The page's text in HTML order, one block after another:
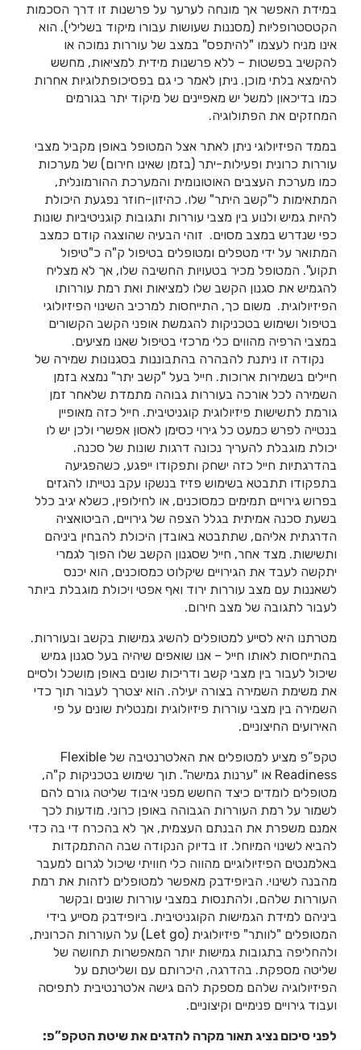
במידת האפשר אך מונחה לערער על פרשנות זו דרך הסכמות
הקטסטרופליות (מסננות שעושות עבורו מיקוד בשלילי). הוא
אינו מניח לעצמו "להיתפס" במצב של עוררות נמוכה או
להקשיב בפשטות – ללא פרשנות מידית למציאות, מחשש
להימצא בלתי מוכן. ניתן לאמר כי גם בפסיכופתלוגיות אחרות
כמו בדיכאון למשל יש מאפיינים של מיקוד יתר בגורמים
המחזקים את הפתולוגיה.
בממד הפיזיולוגי ניתן לאתר אצל המטופל באופן מקביל מצבי
עוררות כרונית ופעילות-יתר (בזמן שאינו חירום) של מערכות
כמו מערכת העצבים האוטונומית והמערכת ההורמונלית,
המתאימות ל"קשב היתר" שלו. כהיזון-חוזר נפגעת היכולת
להיות גמיש ולנוע בין מצבי עוררות ותגובות קוגניטיביות שונות
כפי שנדרש במצב מסוים. זוהי הבעיה שהוצגה קודם כמצב
המתואר על ידי מטפלים ומטופלים בטיפול ק"ה כ"טיפול
תקוע". המטופל מכיר בטעויות החשיבה שלו, אך לא מצליח
להגמיש את סגנון הקשב שלו למציאות ואת רמת עוררותו
הפיזיולוגית. משום כך, התייחסות למרכיב השינוי הפיזיולוגי
בטיפול ושימוש בטכניקות להגמשת אופני הקשב הקשורים
במצבי הרפיה מהווים כלי מרכזי בטיפול שאנו מציעים.
נקודה זו ניתנת להבהרה בהתבוננות בסגנונות שמירה של
חיילים בשמירות ארוכות. חייל בעל "קשב יתר" נמצא בזמן
השמירה לכל אורכה בעוררות גבוהה מתמדת שלאחר זמן
גורמת לתשישות פיזיולוגית קוגניטיבית. חייל כזה מאופיין
בנטייה לפרש כמעט כל גירוי כסימן לאסון אפשרי ולכן יש לו
יכולת מוגבלת להעריך נכונה דרגות שונות של סכנה.
בהדרגתיות חייל כזה ישחק ותפקודו ייפגע, כשהפגיעה
בתפקודו תתבטא בשימוש פזיז בנשקו עקב נטייתו להגזים
בפרוש גירויים תמימים כמסוכנים, או לחילופין, כשלא יגיב כלל
בשעת סכנה אמיתית בגלל הצפה של גירויים, הביטואציה
הדרגתית אליהם, שתתבטא באובדן היכולת להבחין ביניהם
ותשישות. מצד אחר, חייל שסגנון הקשב שלו הפוך לגמרי
יתקשה לעבד את הגירויים שיקלוט כמסוכנים, הוא יכנס
לשאננות עם מצב עוררות ירוד ואף אפטי ויכולת מוגבלת ביותר
לעבור לתגובה של מצב חירום.
מטרתנו היא לסייע למטופלים להשיג גמישות בקשב ובעוררות.
בהתייחסות לאותו חייל – אנו שואפים שיהיה בעל סגנון גמיש
שיכול לעבור בין מצבי קשב ודריכות שונים באופן מושכל ולסיים
את משימת השמירה בצורה יעילה. הוא יצטרך לעבור תוך כדי
השמירה בין מצבי עוררות פיזיולוגית ומנטלית שונים על פי
האירועים החיצוניים.
טקפ”פ מציע למטופלים את האלטרנטיבה של Flexible
Readiness או "ערנות גמישה". תוך שימוש בטכניקות ק"ה,
מטופלים לומדים כיצד החשש מפני איבוד שליטה גורם להם
לשמור על רמת העוררות הגבוהה באופן כרוני. מודעות לכך
אמנם משפרת את הבנתם העצמית, אך לא בהכרח די בה כדי
להביא לשינוי המיוחל. זו בדיוק הנקודה שבה ההתמקדות
באלמנטים הפיזיולוגיים מהווה כלי חוויתי שיכול לגרום למעבר
מהבנה לשינוי. הביופידבק מאפשר למטופלים לזהות את רמת
העוררות שלהם, ולהתנסות במצבי עוררות שונים ובקשר
ביניהם למידת הגמישות הקוגניטיבית. ביופידבק מסייע בידי
המטופלים "לוותר" פיזיולוגית (Let go) על העוררות הכרונית,
ולהחליפה בתגובות גמישות יותר המאפשרות תחושה של
שליטה מספקת. בהדרגה, היכרותם עם ושליטתם על
הפיזיולוגיה שלהם מספקת להם גישה אלטרנטיבית לתפיסה
ועבוד גירויים פנימיים וקיצוניים.
לפני סיכום נציג תאור מקרה להדגים את שיטת הטקפ”פ: